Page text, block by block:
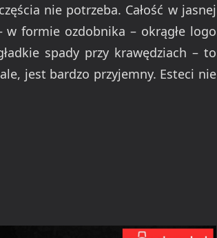
nie potrzeba. Całość w jasnej
formie ozdobnika – okrągłe logo
spady przy krawędziach – to
jest bardzo przyjemny. Esteci nie